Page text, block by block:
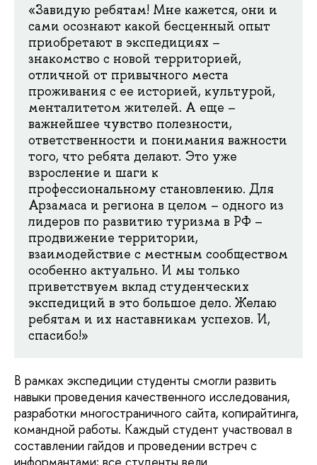
«Завидую ребятам! Мне кажется, они и
сами осознают какой бесценный опыт
приобретают в экспедициях –
знакомство с новой территорией,
отличной от привычного места
проживания с ее историей, культурой,
менталитетом жителей. А еще –
важнейшее чувство полезности,
ответственности и понимания важности
того, что ребята делают. Это уже
взросление и шаги к
профессиональному становлению. Для
Арзамаса и региона в целом – одного из
лидеров по развитию туризма в РФ –
продвижение территории,
взаимодействие с местным сообществом
особенно актуально. И мы только
приветствуем вклад студенческих
экспедиций в это большое дело. Желаю
ребятам и их наставникам успехов. И,
спасибо!»
В рамках экспедиции студенты смогли развить
навыки проведения качественного исследования,
разработки многостраничного сайта, копирайтинга,
командной работы. Каждый студент участвовал в
составлении гайдов и проведении встреч с